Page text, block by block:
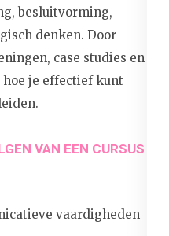
besluitvorming,
denken. Door
case studies en
je effectief kunt
VAN EEN CURSUS
vaardigheden